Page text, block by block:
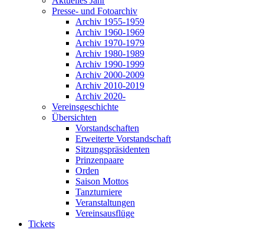
Presse- und Fotoarchiv
Archiv 1955-1959
Archiv 1960-1969
Archiv 1970-1979
Archiv 1980-1989
Archiv 1990-1999
Archiv 2000-2009
Archiv 2010-2019
Archiv 2020-
Vereinsgeschichte
Übersichten
Vorstandschaften
Erweiterte Vorstandschaft
Sitzungspräsidenten
Prinzenpaare
Orden
Saison Mottos
Tanzturniere
Veranstaltungen
Vereinsausflüge
Tickets